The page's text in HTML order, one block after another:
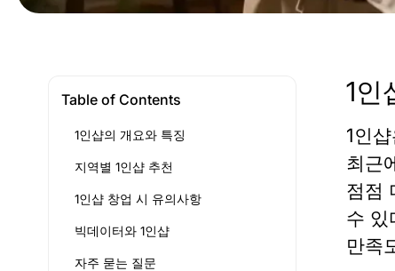
Table of Contents
1인샵의 개요와 특징
지역별 1인샵 추천
1인샵 창업 시 유의사항
빅데이터와 1인샵
자주 묻는 질문
1인
1인
최근
점점
수 있
만족